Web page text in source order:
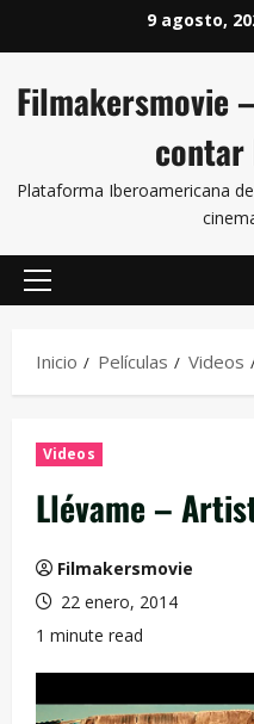
9 agosto,
Filmakersmovie
Plataforma Iberoamericana
Inicio Películas Videos
Videos
Llévame –
Filmakersmovie
22 enero, 2014
1 minute read